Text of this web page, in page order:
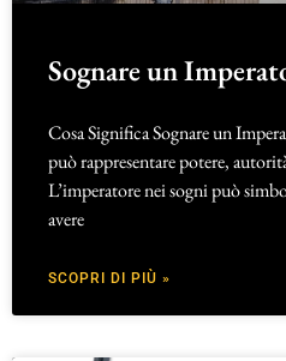
Sognare un
Cosa Significa Sognare un
può rappresentare potere,
L’imperatore nei sogni può
avere
SCOPRI DI PIÙ »